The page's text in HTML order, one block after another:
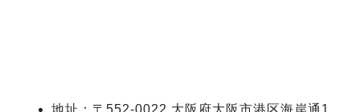
地址：〒552-0022 大阪府大阪市港区海岸通1